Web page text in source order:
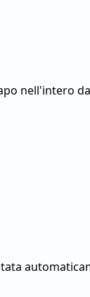
nell'intero